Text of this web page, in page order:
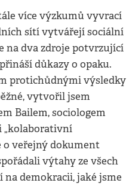
více výzkumů vyvrací
sítí vytvářejí sociální
na dva zdroje potvrzující
důkazy o opaku.
protichůdnými výsledky
vytvořil jsem
Bailem, sociologem
„kolaborativní
o veřejný dokument
výtahy ze všech
demokracii, jaké jsme